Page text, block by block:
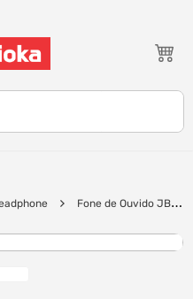
Fone de Ouvido JBL
MAIS BUSCADOS
º
notebook
º
tablet